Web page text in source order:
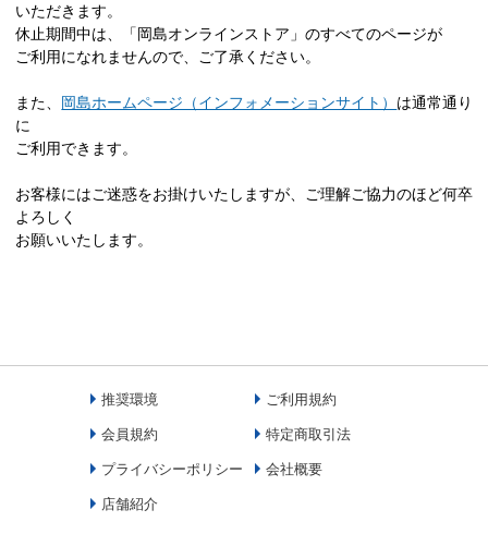
いただきます。
休止期間中は、「岡島オンラインストア」のすべてのページが
ご利用になれませんので、ご了承ください。
また、 岡島ホームページ（インフォメーションサイト） は通常通り
に
ご利用できます。
お客様にはご迷惑をお掛けいたしますが、ご理解ご協力のほど何卒
よろしく
お願いいたします。
推奨環境 ご利用規約
会員規約 特定商取引法
プライバシーポリシー 会社概要
店舗紹介